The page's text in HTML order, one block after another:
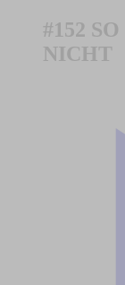
#152
NICHT